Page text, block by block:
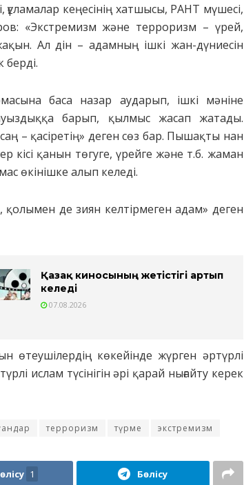
ғұламалар кеңесінің хатшысы, РАНТ мүшесі,
«Экстремизм және терроризм – үрей,
Ал дін – адамның ішкі жан-дүниесін
берді.
баса назар аударып, ішкі мәніне
барып, қылмыс жасап жатады.
– қасіретің» деген сөз бар. Пышақты нан
кісі қанын төгуге, үрейге және т.б. жаман
өкінішке алып келеді.
қолымен де зиян келтірмеген адам» деген
Қазақ киносының жетістігі артып
келеді
07.08.2026
көкейінде жүрген әртүрлі
ислам түсінігін әрі қарай нығайту керек
терроризм түрме экстремизм
1 Бөлісу